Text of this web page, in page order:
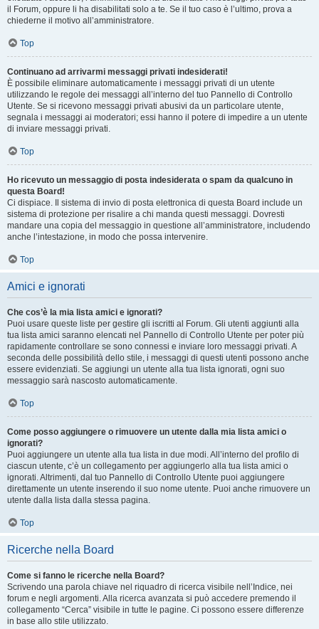
il Forum, oppure li ha disabilitati solo a te. Se il tuo caso è l’ultimo, prova a
chiederne il motivo all’amministratore.
Top
Continuano ad arrivarmi messaggi privati indesiderati!
È possibile eliminare automaticamente i messaggi privati ​​di un utente
utilizzando le regole dei messaggi all’interno del tuo Pannello di Controllo
Utente. Se si ricevono messaggi privati ​​abusivi da un particolare utente,
segnala i messaggi ai moderatori; essi hanno il potere di impedire a un utente
di inviare messaggi privati​​.
Top
Ho ricevuto un messaggio di posta indesiderata o spam da qualcuno in
questa Board!
Ci dispiace. Il sistema di invio di posta elettronica di questa Board include un
sistema di protezione per risalire a chi manda questi messaggi. Dovresti
mandare una copia del messaggio in questione all’amministratore, includendo
anche l’intestazione, in modo che possa intervenire.
Top
Amici e ignorati
Che cos’è la mia lista amici e ignorati?
Puoi usare queste liste per gestire gli iscritti al Forum. Gli utenti aggiunti alla
tua lista amici saranno elencati nel Pannello di Controllo Utente per poter più
rapidamente controllare se sono connessi e inviare loro messaggi privati. A
seconda delle possibilità dello stile, i messaggi di questi utenti possono anche
essere evidenziati. Se aggiungi un utente alla tua lista ignorati, ogni suo
messaggio sarà nascosto automaticamente.
Top
Come posso aggiungere o rimuovere un utente dalla mia lista amici o
ignorati?
Puoi aggiungere un utente alla tua lista in due modi. All’interno del profilo di
ciascun utente, c’è un collegamento per aggiungerlo alla tua lista amici o
ignorati. Altrimenti, dal tuo Pannello di Controllo Utente puoi aggiungere
direttamente un utente inserendo il suo nome utente. Puoi anche rimuovere un
utente dalla lista dalla stessa pagina.
Top
Ricerche nella Board
Come si fanno le ricerche nella Board?
Scrivendo una parola chiave nel riquadro di ricerca visibile nell’Indice, nei
forum e negli argomenti. Alla ricerca avanzata si può accedere premendo il
collegamento “Cerca” visibile in tutte le pagine. Ci possono essere differenze
in base allo stile utilizzato.